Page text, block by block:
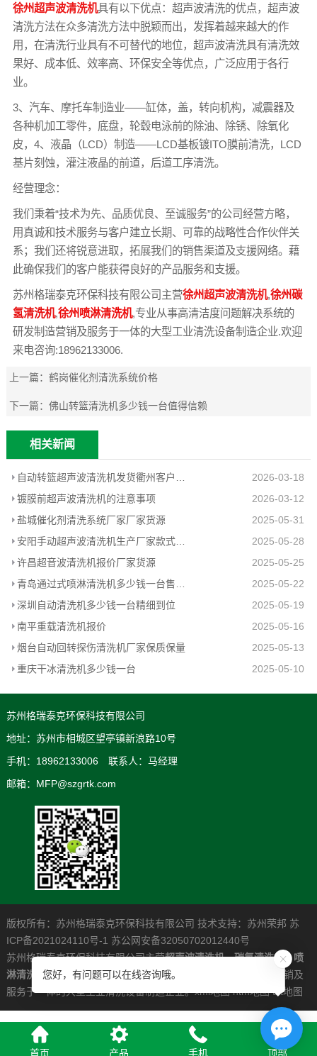
徐州超声波清洗机具有以下优点：超声波清洗的优点，超声波
清洗方法在众多清洗方法中脱颖而出，发挥着越来越大的作
用，在清洗行业具有不可替代的地位，超声波清洗具有清洗效
果好、成本低、效率高、环保安全等优点，广泛应用于各行
业。
3、汽车、摩托车制造业——缸体，盖，转向机构，减震器及
各种机加工零件，底盘，轮毂电泳前的除油、除锈、除氧化
皮，4、液晶（LCD）制造——LCD基板镀ITO膜前清洗，LCD
基片刻蚀，灌注液晶的前道，后道工序清洗。
经营理念：
我们秉着“技术为先、品质优良、至诚服务”的公司经营方略，
用真诚和技术服务与客户建立长期、可靠的战略性合作伙伴关
系；我们还将锐意进取，拓展我们的销售渠道及支援网络。藉
此确保我们的客户能获得良好的产品服务和支援。
苏州格瑞泰克环保科技有限公司主营徐州超声波清洗机,徐州碳
氢清洗机,徐州喷淋清洗机,专业从事高清洁度问题解决系统的
研发制造营销及服务于一体的大型工业清洗设备制造企业.欢迎
来电咨询:18962133006.
上一篇：鹤岗催化剂清洗系统价格
下一篇：佛山转篮清洗机多少钱一台值得信赖
相关新闻
2026-03-18
镀膜前超声波清洗机的注意事项
2026-03-12
盐城催化剂清洗系统厂家厂家货源
2025-05-31
安阳手动超声波清洗机生产厂家款式新颖
2025-05-28
许昌超音波清洗机报价厂家货源
2025-05-25
2025-05-22
深圳自动清洗机多少钱一台精细到位
2025-05-19
南平重载清洗机报价
2025-05-16
烟台自动回转探伤清洗机厂家保质保量
2025-05-13
重庆干冰清洗机多少钱一台
2025-05-10
苏州格瑞泰克环保科技有限公司
地址：苏州市相城区望亭镇新浪路10号
手机：18962133006 联系人：马经理
邮箱：MFP@szgrtk.com
版权所有：苏州格瑞泰克环保科技有限公司 技术支持： 苏州荣邦 苏
ICP备2021024110号-1 苏公网安备32050702012440号
苏州格瑞泰克环保科技有限公司主营超声波清洗机，碳氢清洗机，喷
淋清洗机，是一家专业从事高清洁度问题解决系统的研发制造营销及
服务于一体的大型工业清洗设备制造企业。xml地图 htm地图 txt地图
首页 产品 手机 顶部
您好，有问题可以在线咨询哦。